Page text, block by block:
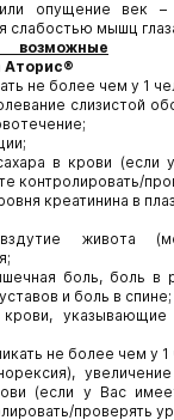
опущение век –
мышц
Аторис®
не более чем у 1
слизистой
в крови (если
контролировать/
креатинина в
живота
боль, боль в
и боль в спине;
крови,
не более чем у 1
(если у Вас
проверять